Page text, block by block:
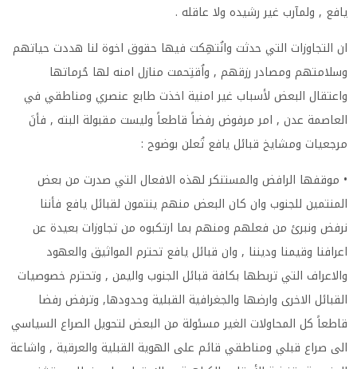
يافع , ولمآرب غير رشيده ولا عاقله .
ان التجاوزات التي حدثت وانُتهِكت فيها حقوق اخوة لنا هددت حياتهم
وسلامتهم ومصادر رزقهم , واُقتِحمت منازل امنه لها حُرماتها
واعتقال البعض لأسباب غير امنية اخذت طابع عنصري ومناطقي في
العاصمة عدن , امر مرفوض رفضاً قاطعاً وليست مقبولة البته , فأنَ
مرجعيات ومشايخ قبائل يافع تُعلن بوضوح :
• موقفها الرافض والمستنكر لهذه الافعال التي صدرت من بعض
المنتمين للجنوب وان كان البعض منهم ينتمون لقبائل يافع فأننا
نرفض ونبرئ من فعلهم ومنهم بما ارتكبوه من تجاوزات بعيدة عن
اعرافنا وقيمنا وديننا , وان قبائل يافع تحترم المواثيق والعهود
والاعراف التي تربطها بكافة قبائل الجنوب واليمن , وتحترم خصوصيات
القبائل الاخرى وارضها والجغرافية القبلية وحدودها, وترفض رفضا
قاطعاً كل المحاولات الغير مسئولة من البعض لتحويل الصراع السياسي
الى صراع قبلي ومناطقي قائم على الهوية القبلية والعرقية , واشاعة